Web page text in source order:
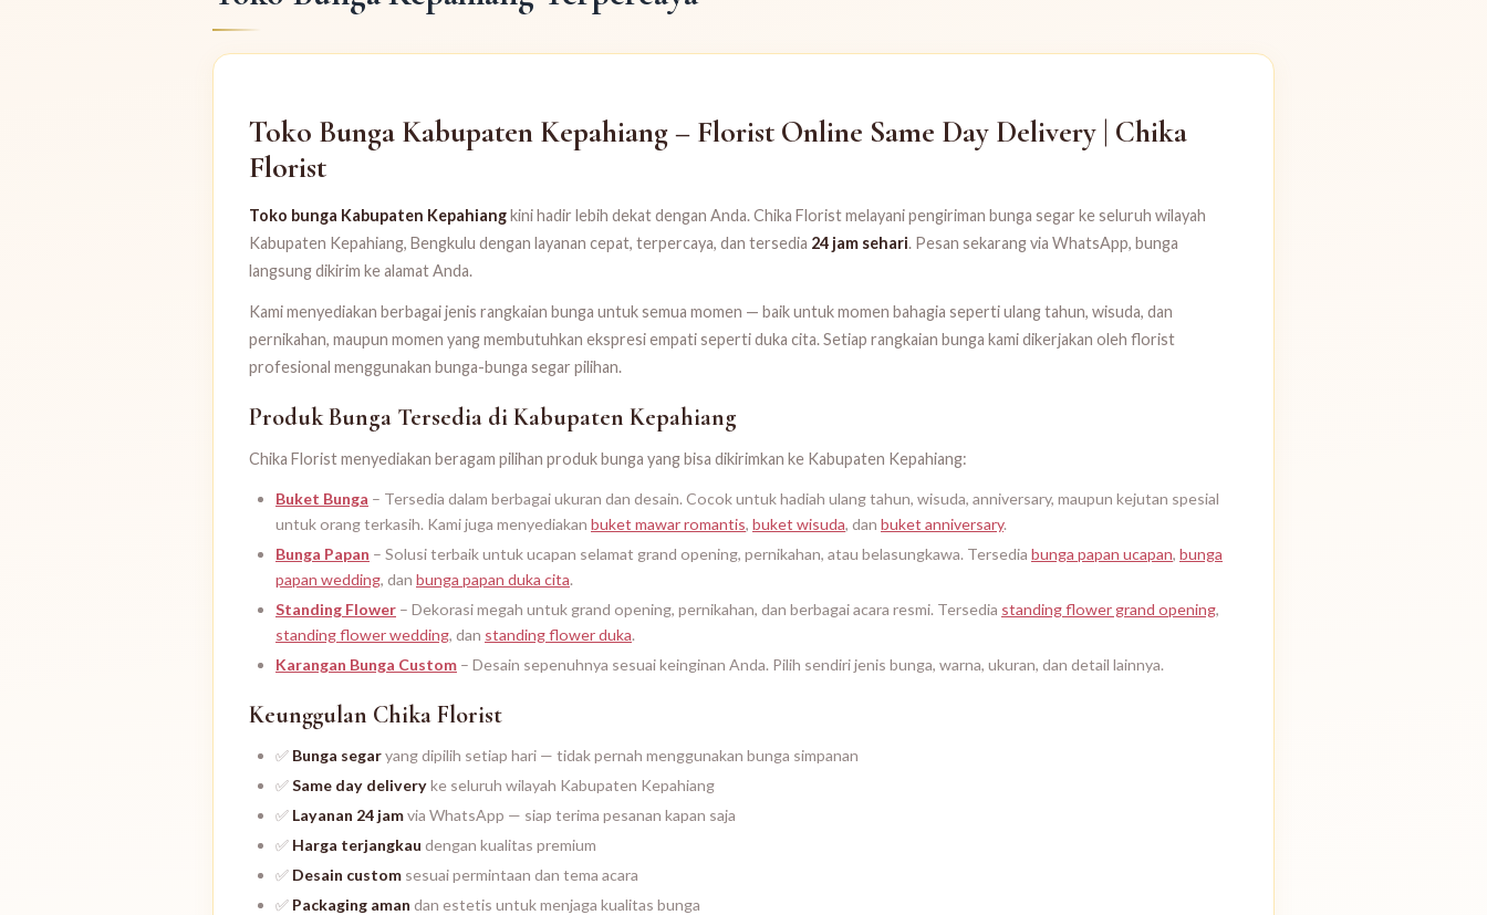
Toko Bunga Kabupaten Kepahiang – Florist Online Same Day Delivery | Chika
Florist
Toko bunga Kabupaten Kepahiangkini hadir lebih dekat dengan Anda. Chika Florist melayani pengiriman bunga segar ke seluruh wilayah
Kabupaten Kepahiang, Bengkulu dengan layanan cepat, terpercaya, dan tersedia 24 jam sehari. Pesan sekarang via WhatsApp, bunga
langsung dikirim ke alamat Anda.
Kami menyediakan berbagai jenis rangkaian bunga untuk semua momen — baik untuk momen bahagia seperti ulang tahun, wisuda, dan
pernikahan, maupun momen yang membutuhkan ekspresi empati seperti duka cita. Setiap rangkaian bunga kami dikerjakan oleh florist
profesional menggunakan bunga-bunga segar pilihan.
Produk Bunga Tersedia di Kabupaten Kepahiang
Chika Florist menyediakan beragam pilihan produk bunga yang bisa dikirimkan ke Kabupaten Kepahiang:
Buket Bunga – Tersedia dalam berbagai ukuran dan desain. Cocok untuk hadiah ulang tahun, wisuda, anniversary, maupun kejutan spesial
untuk orang terkasih. Kami juga menyediakan buket mawar romantis, buket wisuda, dan buket anniversary.
Bunga Papan – Solusi terbaik untuk ucapan selamat grand opening, pernikahan, atau belasungkawa. Tersedia bunga papan ucapan, bunga
papan wedding, dan bunga papan duka cita.
Standing Flower – Dekorasi megah untuk grand opening, pernikahan, dan berbagai acara resmi. Tersedia standing flower grand opening,
standing flower wedding, dan standing flower duka.
Karangan Bunga Custom – Desain sepenuhnya sesuai keinginan Anda. Pilih sendiri jenis bunga, warna, ukuran, dan detail lainnya.
Keunggulan Chika Florist
✅ Bunga segaryang dipilih setiap hari — tidak pernah menggunakan bunga simpanan
✅Same day deliveryke seluruh wilayah Kabupaten Kepahiang
✅ Layanan 24 jamvia WhatsApp — siap terima pesanan kapan saja
✅ Harga terjangkau dengan kualitas premium
✅ Desain custom sesuai permintaan dan tema acara
✅ Packaging aman dan estetis untuk menjaga kualitas bunga